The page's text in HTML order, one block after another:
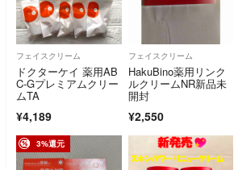
フェイスクリーム
ドクターケイ 薬用AB
C-Gプレミアムクリー
ムTA
¥4,189
フェイスクリーム
HakuBino薬用リンク
ルクリームNR新品未
開封
¥2,550
3%還元